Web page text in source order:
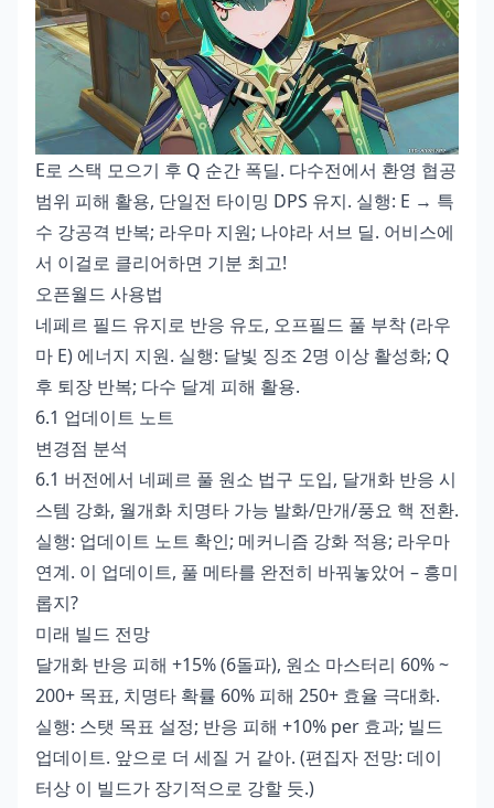
E로 스택 모으기 후 Q 순간 폭딜. 다수전에서 환영 협공
범위 피해 활용, 단일전 타이밍 DPS 유지. 실행: E → 특
수 강공격 반복; 라우마 지원; 나야라 서브 딜. 어비스에
서 이걸로 클리어하면 기분 최고!
오픈월드 사용법
네페르 필드 유지로 반응 유도, 오프필드 풀 부착 (라우
마 E) 에너지 지원. 실행: 달빛 징조 2명 이상 활성화; Q
후 퇴장 반복; 다수 달계 피해 활용.
6.1 업데이트 노트
변경점 분석
6.1 버전에서 네페르 풀 원소 법구 도입, 달개화 반응 시
스템 강화, 월개화 치명타 가능 발화/만개/풍요 핵 전환.
실행: 업데이트 노트 확인; 메커니즘 강화 적용; 라우마
연계. 이 업데이트, 풀 메타를 완전히 바꿔놓았어 – 흥미
롭지?
미래 빌드 전망
달개화 반응 피해 +15% (6돌파), 원소 마스터리 60% ~
200+ 목표, 치명타 확률 60% 피해 250+ 효율 극대화.
실행: 스탯 목표 설정; 반응 피해 +10% per 효과; 빌드
업데이트. 앞으로 더 세질 거 같아. (편집자 전망: 데이
터상 이 빌드가 장기적으로 강할 듯.)